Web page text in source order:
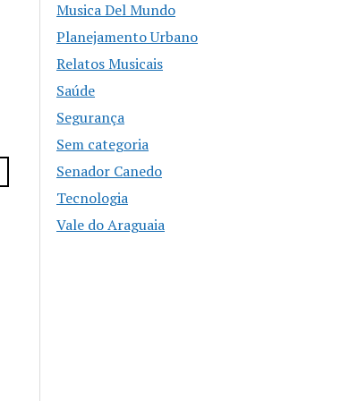
Musica Del Mundo
Planejamento Urbano
Relatos Musicais
Saúde
Segurança
Sem categoria
Senador Canedo
Tecnologia
Vale do Araguaia